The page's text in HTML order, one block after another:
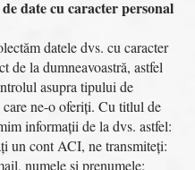
date cu caracter personal
datele dvs. cu caracter
de la dumneavoastră, astfel
asupra tipului de
ne-o oferiți. Cu titlul de
informații de la dvs. astfel:
un cont ACI, ne transmiteți:
numele și prenumele;